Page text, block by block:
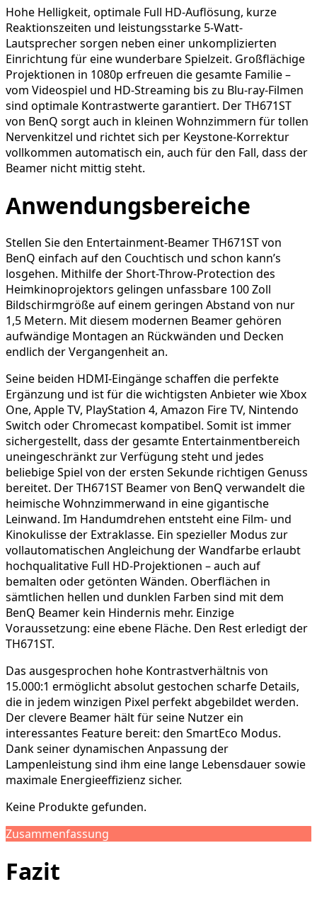
Hohe Helligkeit, optimale Full HD-Auflösung, kurze
Reaktionszeiten und leistungsstarke 5-Watt-
Lautsprecher sorgen neben einer unkomplizierten
Einrichtung für eine wunderbare Spielzeit. Großflächige
Projektionen in 1080p erfreuen die gesamte Familie –
vom Videospiel und HD-Streaming bis zu Blu-ray-Filmen
sind optimale Kontrastwerte garantiert. Der TH671ST
von BenQ sorgt auch in kleinen Wohnzimmern für tollen
Nervenkitzel und richtet sich per Keystone-Korrektur
vollkommen automatisch ein, auch für den Fall, dass der
Beamer nicht mittig steht.
Anwendungsbereiche
Stellen Sie den Entertainment-Beamer TH671ST von
BenQ einfach auf den Couchtisch und schon kann’s
losgehen. Mithilfe der Short-Throw-Protection des
Heimkinoprojektors gelingen unfassbare 100 Zoll
Bildschirmgröße auf einem geringen Abstand von nur
1,5 Metern. Mit diesem modernen Beamer gehören
aufwändige Montagen an Rückwänden und Decken
endlich der Vergangenheit an.
Seine beiden HDMI-Eingänge schaffen die perfekte
Ergänzung und ist für die wichtigsten Anbieter wie Xbox
One, Apple TV, PlayStation 4, Amazon Fire TV, Nintendo
Switch oder Chromecast kompatibel. Somit ist immer
sichergestellt, dass der gesamte Entertainmentbereich
uneingeschränkt zur Verfügung steht und jedes
beliebige Spiel von der ersten Sekunde richtigen Genuss
bereitet. Der TH671ST Beamer von BenQ verwandelt die
heimische Wohnzimmerwand in eine gigantische
Leinwand. Im Handumdrehen entsteht eine Film- und
Kinokulisse der Extraklasse. Ein spezieller Modus zur
vollautomatischen Angleichung der Wandfarbe erlaubt
hochqualitative Full HD-Projektionen – auch auf
bemalten oder getönten Wänden. Oberflächen in
sämtlichen hellen und dunklen Farben sind mit dem
BenQ Beamer kein Hindernis mehr. Einzige
Voraussetzung: eine ebene Fläche. Den Rest erledigt der
TH671ST.
Das ausgesprochen hohe Kontrastverhältnis von
15.000:1 ermöglicht absolut gestochen scharfe Details,
die in jedem winzigen Pixel perfekt abgebildet werden.
Der clevere Beamer hält für seine Nutzer ein
interessantes Feature bereit: den SmartEco Modus.
Dank seiner dynamischen Anpassung der
Lampenleistung sind ihm eine lange Lebensdauer sowie
maximale Energieeffizienz sicher.
Keine Produkte gefunden.
Zusammenfassung
Fazit